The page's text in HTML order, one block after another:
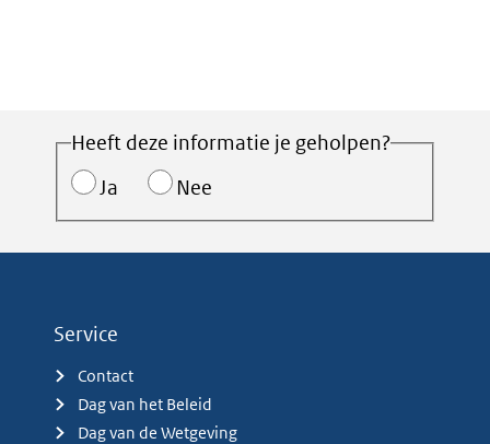
Heeft deze informatie je geholpen?
Ja
Nee
Service
Contact
Dag van het Beleid
Dag van de Wetgeving